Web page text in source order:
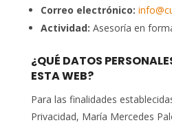
Correo electrónico:
Actividad: Asesoría en
¿QUÉ DATOS
ESTA WEB?
Para las finalidades
Privacidad, María Mercedes